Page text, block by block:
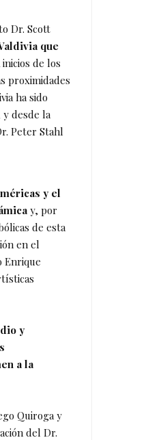
Dr. Scott
que
inicios de los
proximidades
ha sido
desde la
Peter Stahl
y el
y, por
de esta
en el
Enrique
y
a la
Quiroga y
del Dr.